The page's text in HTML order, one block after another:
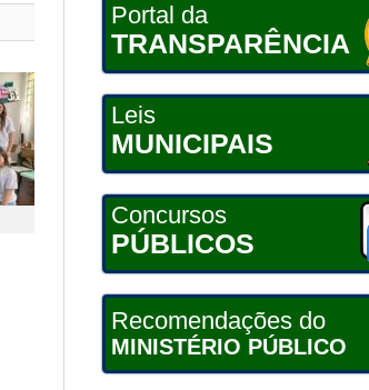
Portal da
TRANSPARÊNCIA
Leis
MUNICIPAIS
Concursos
PÚBLICOS
Recomendações do
MINISTÉRIO PÚBLICO